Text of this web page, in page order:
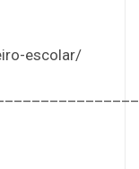
escolar/